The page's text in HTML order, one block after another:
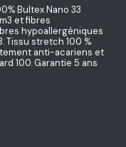
Bultex Nano 33
et fibres
hypoallergéniques
Tissu stretch 100 %
anti-acariens et
100. Garantie 5 ans